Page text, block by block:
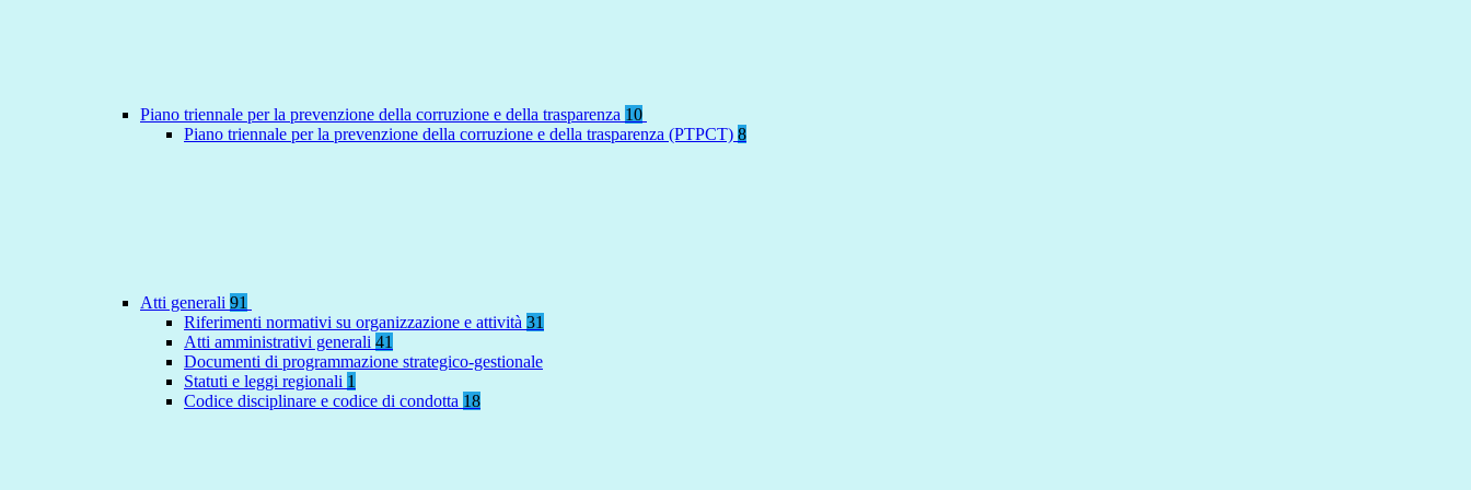
Piano triennale per la prevenzione della corruzione e della trasparenza 10
Piano triennale per la prevenzione della corruzione e della trasparenza (PTPCT) 8
Atti generali 91
Riferimenti normativi su organizzazione e attività 31
Atti amministrativi generali 41
Documenti di programmazione strategico-gestionale
Statuti e leggi regionali 1
Codice disciplinare e codice di condotta 18